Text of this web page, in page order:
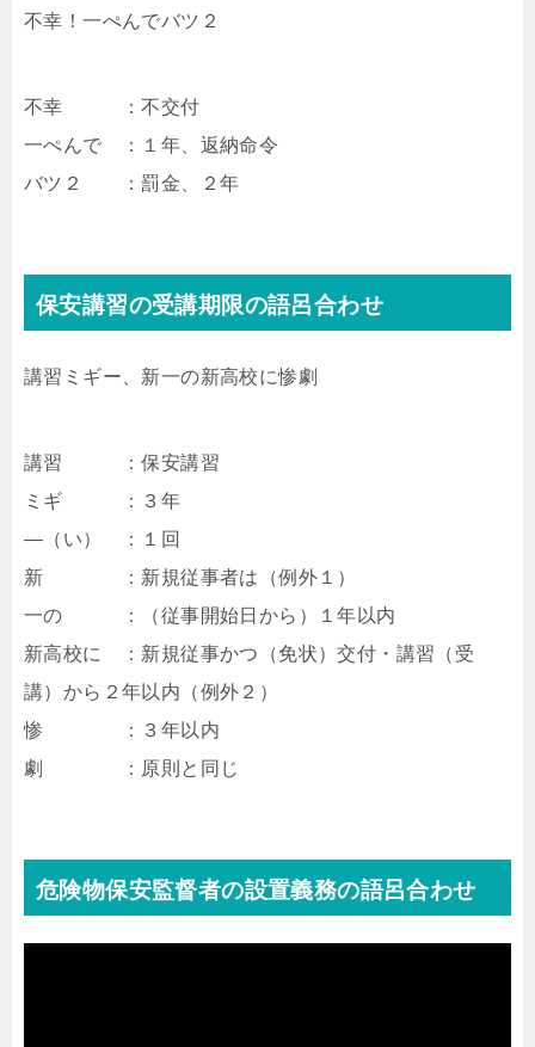
不幸！一ぺんでバツ２
不幸 ：不交付
一ぺんで ：１年、返納命令
バツ２ ：罰金、２年
保安講習の受講期限の語呂合わせ
講習ミギー、新一の新高校に惨劇
講習 ：保安講習
ミギ ：３年
―（い） ：１回
新 ：新規従事者は（例外１）
一の ：（従事開始日から）１年以内
新高校に ：新規従事かつ（免状）交付・講習（受
講）から２年以内（例外２）
惨 ：３年以内
劇 ：原則と同じ
危険物保安監督者の設置義務の語呂合わせ